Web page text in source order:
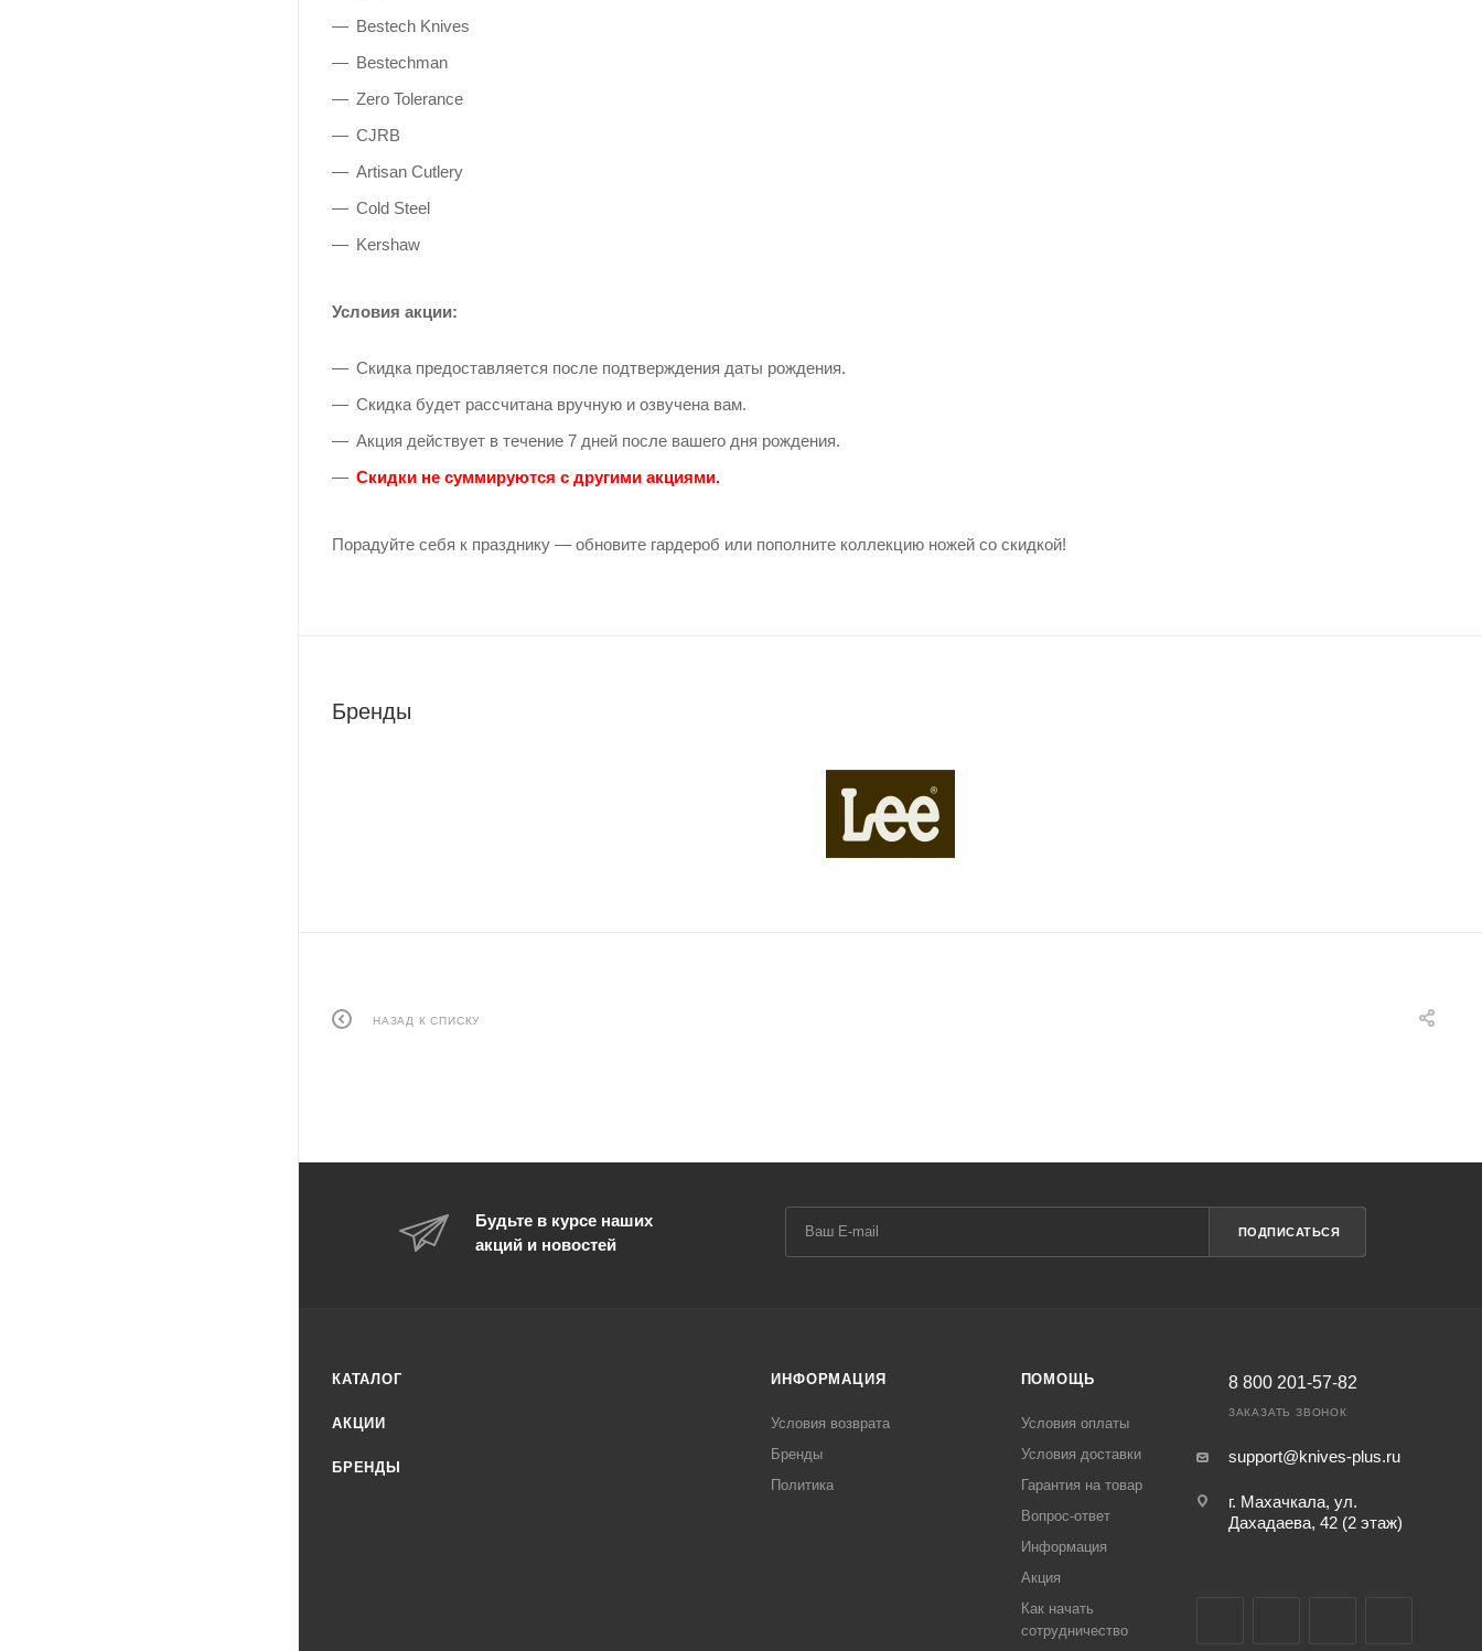
Bestech Knives
Bestechman
Zero Tolerance
CJRB
Artisan Cutlery
Cold Steel
Kershaw
Условия акции:
Скидка предоставляется после подтверждения даты рождения.
Скидка будет рассчитана вручную и озвучена вам.
Акция действует в течение 7 дней после вашего дня рождения.
Скидки не суммируются с другими акциями.
Порадуйте себя к празднику — обновите гардероб или пополните коллекцию ножей со скидкой!
Бренды
НАЗАД К СПИСКУ
Будьте в курсе наших
акций и новостей
ПОДПИСАТЬСЯ
КАТАЛОГ
АКЦИИ
БРЕНДЫ
ИНФОРМАЦИЯ
Условия возврата
Бренды
Политика
ПОМОЩЬ
Условия оплаты
Условия доставки
Гарантия на товар
Вопрос-ответ
Информация
Акция
Как начать
сотрудничество
8 800 201-57-82
ЗАКАЗАТЬ ЗВОНОК
support@knives-plus.ru
г. Махачкала, ул.
Дахадаева, 42 (2 этаж)